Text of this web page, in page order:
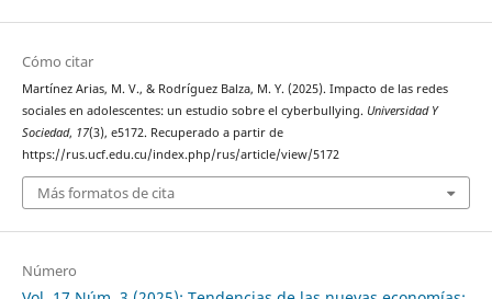
Cómo citar
Martínez Arias, M. V., & Rodríguez Balza, M. Y. (2025). Impacto de las redes
sociales en adolescentes: un estudio sobre el cyberbullying. Universidad Y
Sociedad, 17(3), e5172. Recuperado a partir de
https://rus.ucf.edu.cu/index.php/rus/article/view/5172
Más formatos de cita
Número